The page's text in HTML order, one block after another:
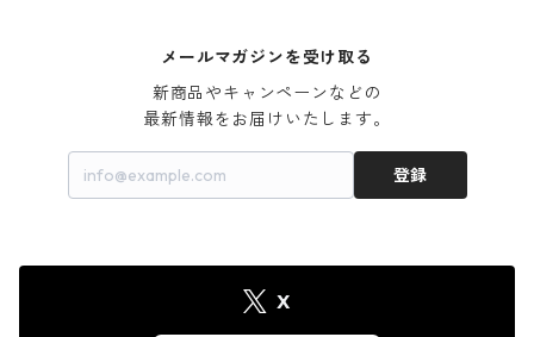
メールマガジンを受け取る
新商品やキャンペーンなどの
最新情報をお届けいたします。
登録
X